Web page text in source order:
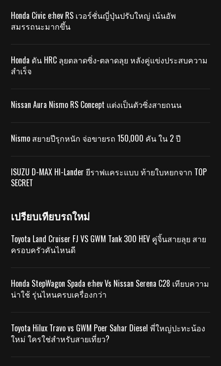
Honda Civic e:hev RS เวอร์ชั่นญี่ปุ่นปรับใหญ่ เน้นอัพ
สมรรถนะมากขึ้น
Honda ดัน HRC ลุยตลาดซิ่ง-ตลาดลุย หลังคู่แข่งประสบความ
สำเร็จ
Nissan Aura Nismo RS Concept แต่งเป็นตัวซิ่งสายถนน
Nismo สยายปีรุกหนัก จ่อขายรถ 150,000 คัน ใน 2 ปี
ISUZU D-MAX HI-Lander ยีราฟแคระแบบ ท้ายใบหยกจาก TOP
SECRET
เปรียบเทียบรถใหม่
Toyota Land Cruiser FJ VS GWM Tank 300 HEV คู่จิ้นสายลุย สาย
ครอบครัวคันไหนดี
Honda StepWagon Spada e:hev Vs Nissan Serena C28 เทียบความ
น่าใช้ รุ่นไหนครบเครื่องกว่า
Toyota Hilux Travo vs GWM Poer Sahar Diesel พี่ใหญ่ปะทะน้อง
ใหม่ ใครใช่สำหรับสายเที่ยว?